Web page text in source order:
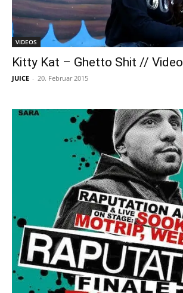
VIDEOS
Kitty Kat – Ghetto Shit // Video
JUICE - 20. Februar 2015